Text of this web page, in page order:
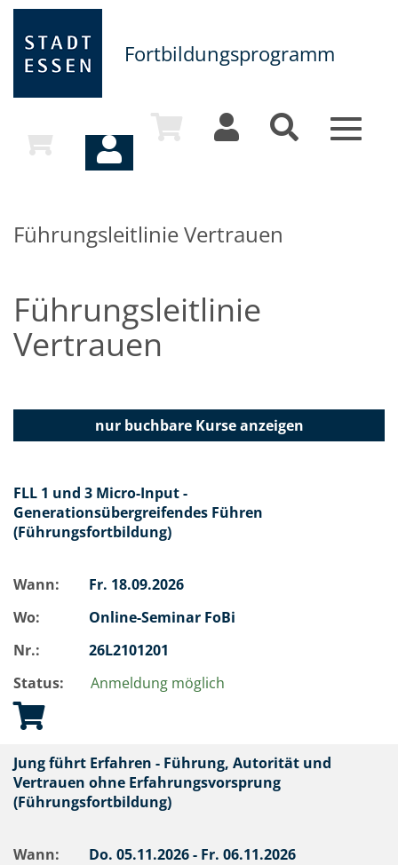
Fortbildungsprogramm
Toggle
Führungsleitlinie Vertrauen
Führungsleitlinie
Vertrauen
nur buchbareKurse anzeigen
FLL 1 und 3 Micro-Input -
Generationsübergreifendes Führen
(Führungsfortbildung)
Wann: Fr. 18.09.2026
Wo:
Online-Seminar FoBi
Nr.:
26L2101201
Status:
Anmeldung möglich
Jung führt Erfahren - Führung, Autorität und
Vertrauen ohne Erfahrungsvorsprung
(Führungsfortbildung)
Wann: Do. 05.11.2026 - Fr. 06.11.2026